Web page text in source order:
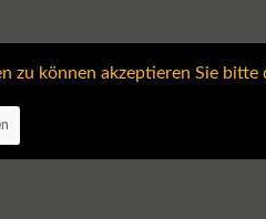
zu können akzeptieren Sie bitte